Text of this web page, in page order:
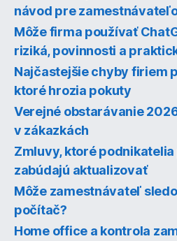
návod pre
Môže firma používať
riziká, povinnosti a
Najčastejšie chyby firiem
ktoré hrozia pokuty
Verejné obstarávanie
v zákazkách
Zmluvy, ktoré podnikatelia
zabúdajú aktualizovať
Môže zamestnávateľ
počítač?
Home office a kontrola